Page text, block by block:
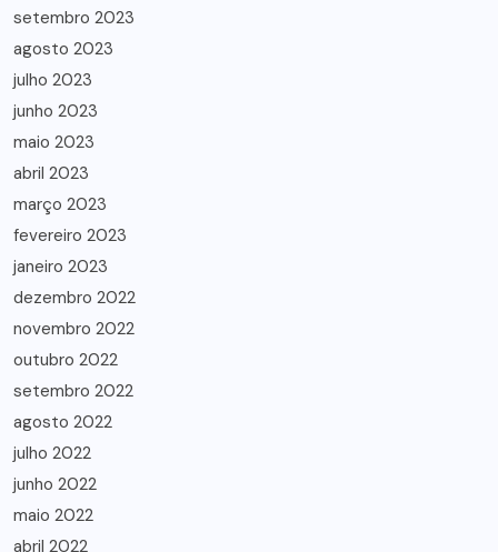
setembro 2023
agosto 2023
julho 2023
junho 2023
maio 2023
abril 2023
março 2023
fevereiro 2023
janeiro 2023
dezembro 2022
novembro 2022
outubro 2022
setembro 2022
agosto 2022
julho 2022
junho 2022
maio 2022
abril 2022